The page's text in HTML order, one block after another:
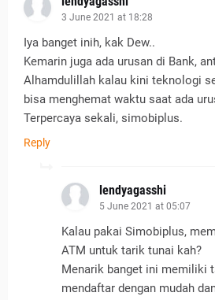
3 June 2021 at 18:28
Iya banget inih, kak Dew..
Kemarin juga ada urusan di Bank,
Alhamdulillah kalau kini teknologi
bisa menghemat waktu saat ada
Terpercaya sekali, simobiplus.
Reply
lendyagasshi
5 June 2021 at 05:07
Kalau pakai Simobiplus,
ATM untuk tarik tunai kah?
Menarik banget ini memiliki
mendaftar dengan mudah